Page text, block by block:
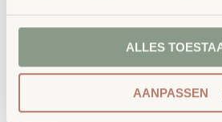
ALLES
AANPASSEN